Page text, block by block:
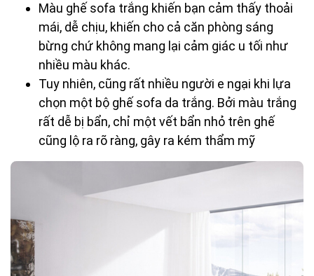
Màu ghế sofa trắng khiến bạn cảm thấy thoải
mái, dễ chịu, khiến cho cả căn phòng sáng
bừng chứ không mang lại cảm giác u tối như
nhiều màu khác.
Tuy nhiên, cũng rất nhiều người e ngại khi lựa
chọn một bộ ghế sofa da trắng. Bởi màu trắng
rất dễ bị bẩn, chỉ một vết bẩn nhỏ trên ghế
cũng lộ ra rõ ràng, gây ra kém thẩm mỹ